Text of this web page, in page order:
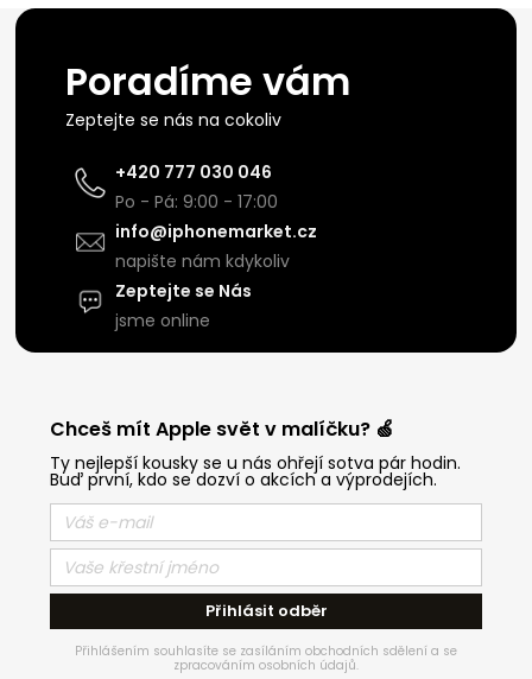
Poradíme vám
Zeptejte se nás na cokoliv
+420 777 030 046
Po - Pá: 9:00 - 17:00
info@iphonemarket.cz
napište nám kdykoliv
Zeptejte se Nás
jsme online
Chceš mít Apple svět v malíčku? 🍏
Ty nejlepší kousky se u nás ohřejí sotva pár hodin.
Buď první, kdo se dozví o akcích a výprodejích.
Přihlásit odběr
Přihlášením souhlasíte se zasíláním obchodních sdělení a se
zpracováním osobních údajů.